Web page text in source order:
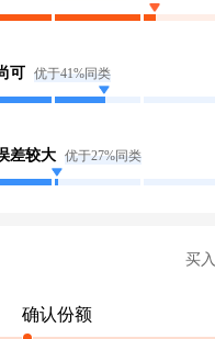
可 优于41%同类
差较大 优于27%同类
买
确认份额